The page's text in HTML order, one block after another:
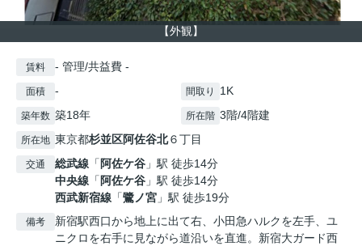
【外観】
賃料 - 管理/共益費 -
面積 - 間取り 1K
築年数 築18年 所在階 3階/4階建
所在地 東京都杉並区阿佐谷北６丁目
交通 総武線 「 阿佐ケ谷 」駅 徒歩14分
中央線 「 阿佐ケ谷 」駅 徒歩14分
西武新宿線 「鷺ノ宮 」駅 徒歩19分
備考
新宿駅西口から地上に出て右、小田急ハルクを左手、ユ
ニクロを右手に見ながら道沿いを直進。新宿大ガード西